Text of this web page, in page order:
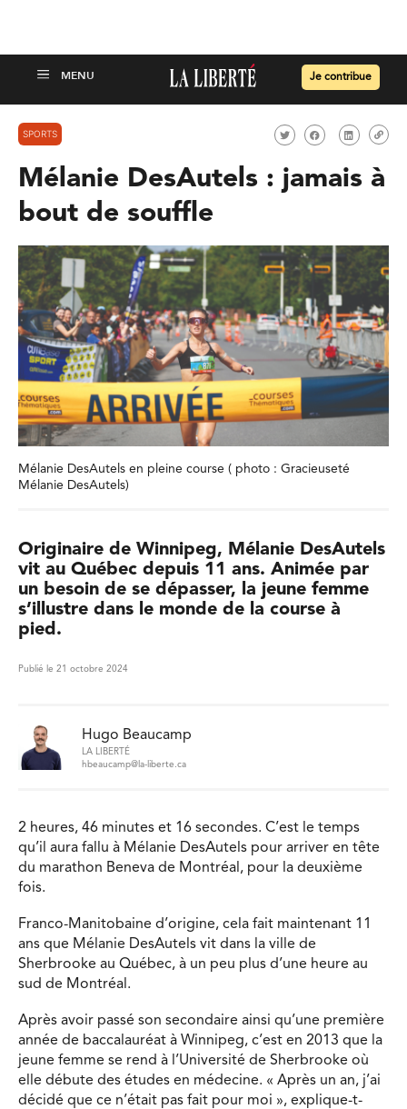
Je contribue
SPORTS
Mélanie DesAutels : jamais à
bout de souffle
Mélanie DesAutels en pleine course ( photo : Gracieuseté
Mélanie DesAutels)
Originaire de Winnipeg, Mélanie DesAutels
vit au Québec depuis 11 ans. Animée par
un besoin de se dépasser, la jeune femme
s’illustre dans le monde de la course à
pied.
Publié le 21 octobre 2024
Hugo Beaucamp
LA LIBERTÉ
hbeaucamp@la-liberte.ca
2 heures, 46 minutes et 16 secondes. C’est le temps
qu’il aura fallu à Mélanie DesAutels pour arriver en tête
du marathon Beneva de Montréal, pour la deuxième
fois.
Franco-Manitobaine d’origine, cela fait maintenant 11
ans que Mélanie DesAutels vit dans la ville de
Sherbrooke au Québec, à un peu plus d’une heure au
sud de Montréal.
Après avoir passé son secondaire ainsi qu’une première
année de baccalauréat à Winnipeg, c’est en 2013 que la
jeune femme se rend à l’Université de Sherbrooke où
elle débute des études en médecine. « Après un an, j’ai
décidé que ce n’était pas fait pour moi », explique-t-